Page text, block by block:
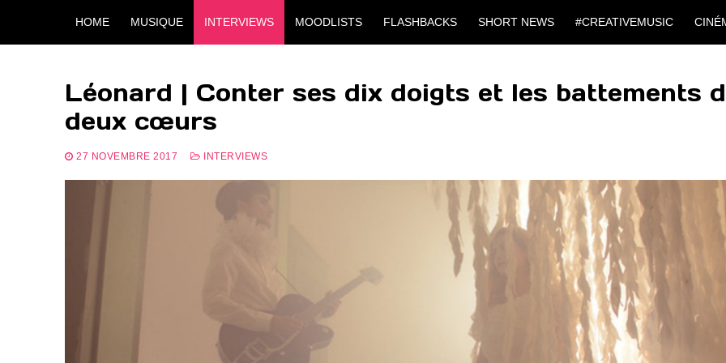
HOME MUSIQUE INTERVIEWS MOODLISTS FLASHBACKS SHORT NEWS #CREATIVEMUSIC
Léonard | Conter ses dix doigts et les battements
deux cœurs
27 NOVEMBRE 2017 INTERVIEWS